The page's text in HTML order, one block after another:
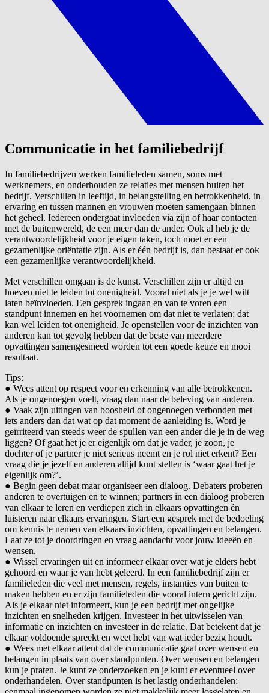
Communicatie in het familiebedrijf
In familiebedrijven werken familieleden samen, soms met
werknemers, en onderhouden ze relaties met mensen buiten het
bedrijf. Verschillen in leeftijd, in belangstelling en betrokkenheid, in
ervaring en tussen mannen en vrouwen moeten samengaan binnen
het geheel. Iedereen ondergaat invloeden via zijn of haar contacten
met de buitenwereld, de een meer dan de ander. Ook al heb je de
verantwoordelijkheid voor je eigen taken, toch moet er een
gezamenlijke oriëntatie zijn. Als er één bedrijf is, dan bestaat er ook
een gezamenlijke verantwoordelijkheid.
Met verschillen omgaan is de kunst. Verschillen zijn er altijd en
hoeven niet te leiden tot onenigheid. Vooral niet als je je wel wilt
laten beïnvloeden. Een gesprek ingaan en van te voren een
standpunt innemen en het voornemen om dat niet te verlaten; dat
kan wel leiden tot onenigheid. Je openstellen voor de inzichten van
anderen kan tot gevolg hebben dat de beste van meerdere
opvattingen samengesmeed worden tot een goede keuze en mooi
resultaat.
Tips:
● Wees attent op respect voor en erkenning van alle betrokkenen.
Als je ongenoegen voelt, vraag dan naar de beleving van anderen.
● Vaak zijn uitingen van boosheid of ongenoegen verbonden met
iets anders dan dat wat op dat moment de aanleiding is. Word je
geïrriteerd van steeds weer de spullen van een ander die je in de weg
liggen? Of gaat het je er eigenlijk om dat je vader, je zoon, je
dochter of je partner je niet serieus neemt en je rol niet erkent? Een
vraag die je jezelf en anderen altijd kunt stellen is ‘waar gaat het je
eigenlijk om?’.
● Begin geen debat maar organiseer een dialoog. Debaters proberen
anderen te overtuigen en te winnen; partners in een dialoog proberen
van elkaar te leren en verdiepen zich in elkaars opvattingen én
luisteren naar elkaars ervaringen. Start een gesprek met de bedoeling
om kennis te nemen van elkaars inzichten, opvattingen en belangen.
Laat ze tot je doordringen en vraag aandacht voor jouw ideeën en
wensen.
● Wissel ervaringen uit en informeer elkaar over wat je elders hebt
gehoord en waar je van hebt geleerd. In een familiebedrijf zijn er
familieleden die veel met mensen, regels, instanties van buiten te
maken hebben en er zijn familieleden die vooral intern gericht zijn.
Als je elkaar niet informeert, kun je een bedrijf met ongelijke
inzichten en snelheden krijgen. Investeer in het uitwisselen van
informatie en inzichten en investeer in de relatie. Dat betekent dat je
elkaar voldoende spreekt en weet hebt van wat ieder bezig houdt.
● Wees met elkaar attent dat de communicatie gaat over wensen en
belangen in plaats van over standpunten. Over wensen en belangen
kun je praten. Je kunt ze onderzoeken en je kunt er eventueel over
onderhandelen. Over standpunten is het lastig onderhandelen;